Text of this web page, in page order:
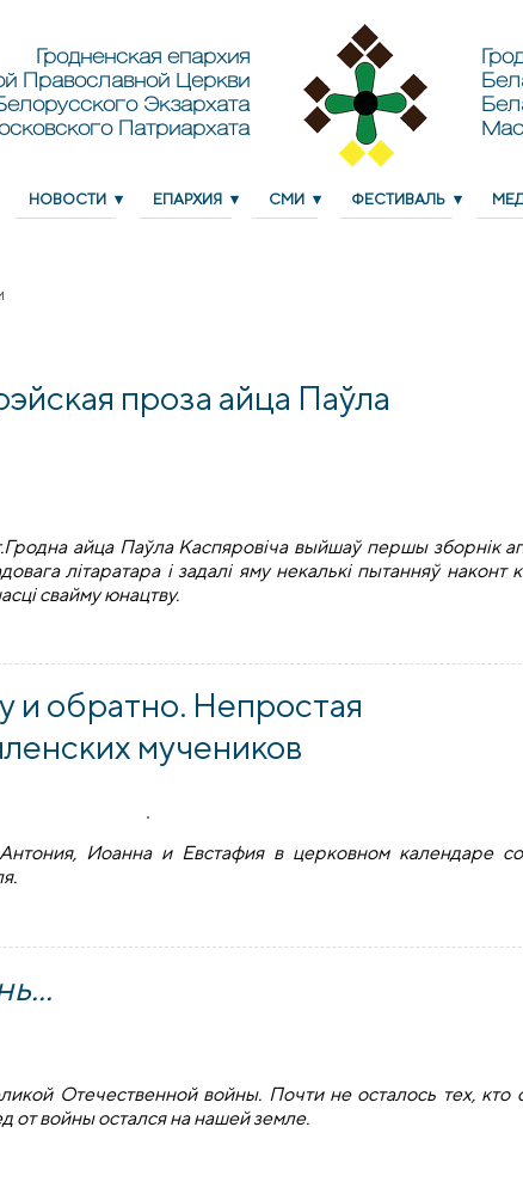
Гродненская епархия
Православной Церкви
Экзархата
Патриархата
НОВОСТИ ЕПАРХИЯ СМИ ФЕСТИВАЛЬ
проза айца Паўла
айца Паўла Каспяровіча выйшаў першы зборнік
літаратара і задалі яму некалькі пытанняў наконт
свайму юнацтву.
и обратно. Непростая
мучеников
Иоанна и Евстафия в церковном календаре
и обратно. Непростая история мощей Виленских
Отечественной войны. Почти не осталось тех, кто
от войны остался на нашей земле.